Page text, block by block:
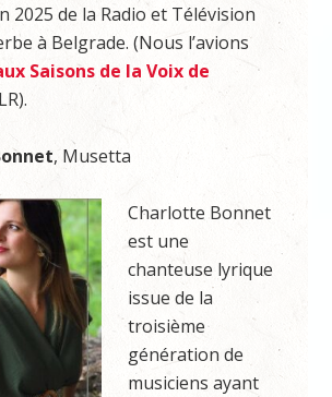
2025 de la Radio et Télévision
à Belgrade. (Nous l’avions
Saisons de la Voix de
, Musetta
Charlotte Bonnet
est une
chanteuse lyrique
issue de la
troisième
génération de
musiciens ayant